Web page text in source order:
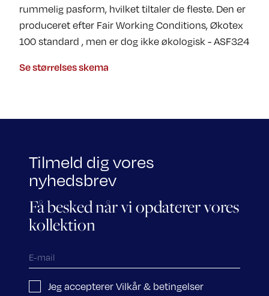
rummelig pasform, hvilket tiltaler de fleste. Den er
produceret efter Fair Working Conditions, Økotex
100 standard , men er dog ikke økologisk - ASF324
Se størrelses skema
Tilmeld dig vores
nyhedsbrev
Få besked når vi opdaterer vores
kollektion
Jeg accepterer Vilkår & betingelser